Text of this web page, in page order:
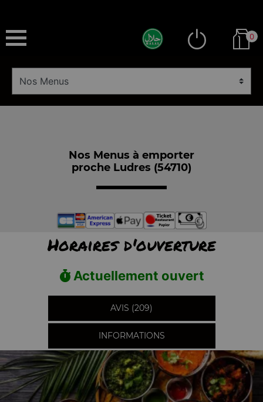
0
Nos Menus à emporter
proche Ludres (54710)
Horaires d'ouverture
Actuellement ouvert
AVIS (209)
INFORMATIONS